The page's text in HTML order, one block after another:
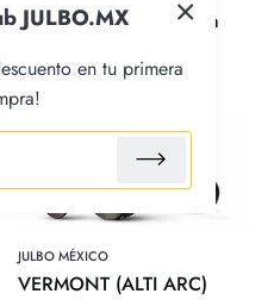
VERMONT (SP3)- Laiton
$ 3,199.00 MXN
VERMONT
ARC)
JULBO MÉXICO
VERMONT (ALTI ARC)
JULBO.MX
en tu primera